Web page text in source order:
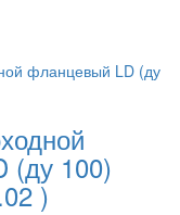
(ду 100)
)